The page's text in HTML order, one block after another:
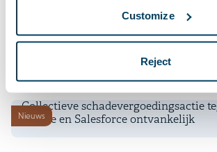
Customize
Reject
Nieuws
24 juni 2024
Collectieve schadevergoedingsactie
Oracle en Salesforce ontvankelijk